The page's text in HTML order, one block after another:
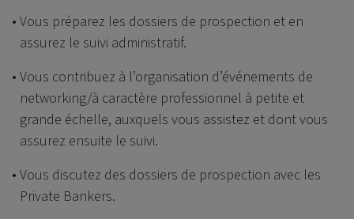
Vous préparez les dossiers de prospection et en
assurez le suivi administratif.
Vous contribuez à l’organisation d’événements de
networking/à caractère professionnel à petite et
grande échelle, auxquels vous assistez et dont vous
assurez ensuite le suivi.
Vous discutez des dossiers de prospection avec les
Private Bankers.